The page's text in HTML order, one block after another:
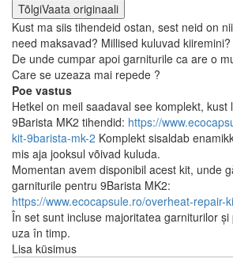
TõlgiVaata originaali
Kust ma siis tihendeid ostan, sest neid on
need maksavad? Millised kuluvad kiiremini?
De unde cumpar apoi garniturile ca are o
Care se uzeaza mai repede ?
Poe vastus
Hetkel on meil saadaval see komplekt, kust
9Barista MK2 tihendid: https://
kit-9barista-mk-2 Komplekt sisaldab
mis aja jooksul võivad kuluda.
Momentan avem disponibil acest kit, unde
garniturile pentru 9Barista MK2:
https://www.ecocapsule.ro/overheat-repair-
În set sunt incluse majoritatea garniturilor
uza în timp.
Lisa küsimus